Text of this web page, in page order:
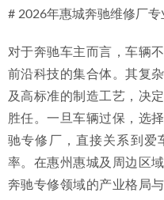
# 2026年惠城奔驰维修厂
对于奔驰车主而言，车辆
前沿科技的集合体。其复
及高标准的制造工艺，决
胜任。一旦车辆过保，选
驰专修厂，直接关系到爱
率。在惠州惠城及周边区
奔驰专修领域的产业格局
2026年当下指南：惠州
缺缸维修服务商如何选
2026年惠城奔驰大保养
2026-06-29
2026年更新：惠城区惠